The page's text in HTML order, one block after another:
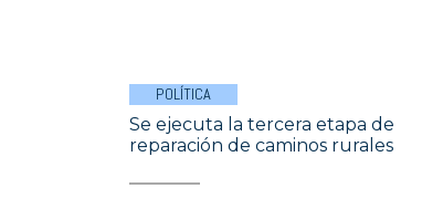
POLÍTICA
Se ejecuta la tercera etapa de
reparación de caminos rurales